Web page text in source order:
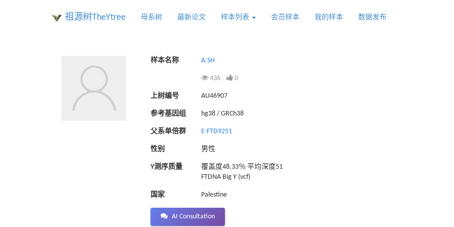
祖源树TheYtree 母系树 最新论文 样本列表 会员样本 我的样本 数据发布
样本名称 A.SH
436 0
上树编号 AU46907
参考基因组 hg38 / GRCh38
父系单倍群 E-FTD9251
性别 男性
Y测序质量
覆盖度48.33％ 平均深度51
FTDNA Big Y (vcf)
国家 Palestine
AI Consultation